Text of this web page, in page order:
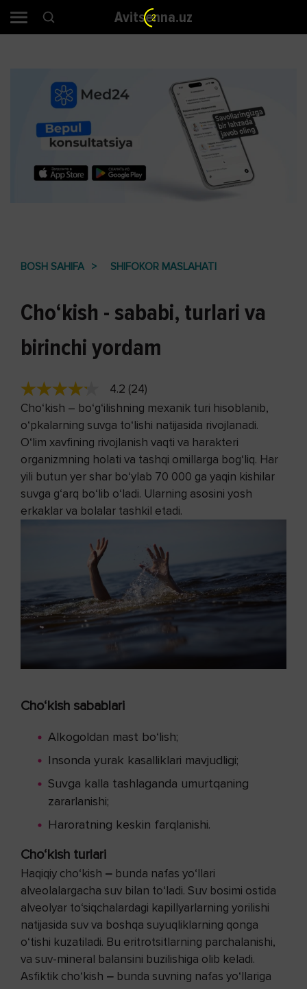
Avitsenna.uz
BOSH SAHIFA SHIFOKOR MASLAHATI
Cho‘kish - sababi, turlari va
birinchi yordam
4.2 (24)
Cho‘kish – bo‘g‘ilishning mexanik turi hisoblanib,
o‘pkalarning suvga to‘lishi natijasida rivojlanadi.
O‘lim xavfining rivojlanish vaqti va harakteri
organizmning holati va tashqi omillarga bog‘liq. Har
yili butun yer shar bo‘ylab 70 000 ga yaqin kishilar
suvga g‘arq bo‘lib o‘ladi. Ularning asosini yosh
erkaklar va bolalar tashkil etadi.
Cho‘kish sabablari
Alkogoldan mast bo‘lish;
Insonda yurak kasalliklari mavjudligi;
Suvga kalla tashlaganda umurtqaning
zararlanishi;
Haroratning keskin farqlanishi.
Cho‘kish turlari
Haqiqiy cho‘kish – bunda nafas yo‘llari
alveolalargacha suv bilan to‘ladi. Suv bosimi ostida
alveolyar to‘siqchalardagi kapillyarlarning yorilishi
natijasida suv va boshqa suyuqliklarning qonga
o‘tishi kuzatiladi. Bu eritrotsitlarning parchalanishi,
va suv-mineral balansini buzilishiga olib keladi.
Asfiktik cho‘kish – bunda suvning nafas yo‘llariga
2